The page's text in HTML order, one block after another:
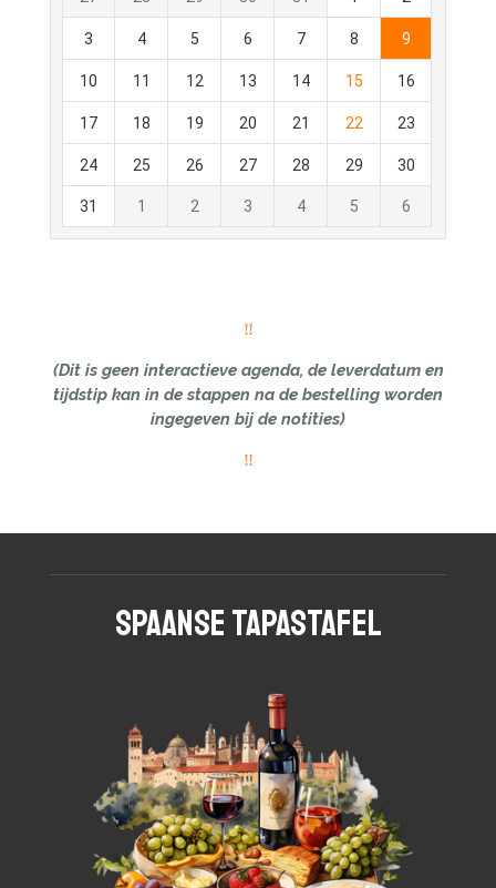
‼︎
(Dit is geen interactieve agenda, de leverdatum en
tijdstip kan in de stappen na de bestelling worden
ingegeven bij de notities)
‼︎
Spaanse TapasTafel